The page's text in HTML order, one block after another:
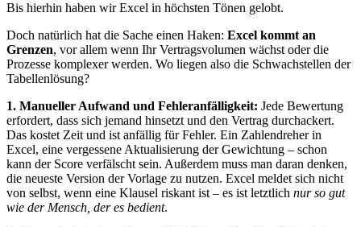
Bis hierhin haben wir Excel in höchsten Tönen gelobt.
Doch natürlich hat die Sache einen Haken: Excel kommt an
Grenzen, vor allem wenn Ihr Vertragsvolumen wächst oder die
Prozesse komplexer werden. Wo liegen also die Schwachstellen der
Tabellenlösung?
1. Manueller Aufwand und Fehleranfälligkeit: Jede Bewertung
erfordert, dass sich jemand hinsetzt und den Vertrag durchackert.
Das kostet Zeit und ist anfällig für Fehler. Ein Zahlendreher in
Excel, eine vergessene Aktualisierung der Gewichtung – schon
kann der Score verfälscht sein. Außerdem muss man daran denken,
die neueste Version der Vorlage zu nutzen. Excel meldet sich nicht
von selbst, wenn eine Klausel riskant ist – es ist letztlich nur so gut
wie der Mensch, der es bedient.